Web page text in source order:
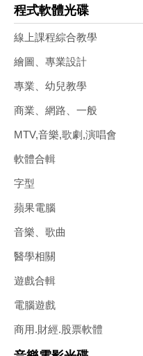
程式軟體光碟
線上課程綜合教學
繪圖、專業設計
專業、幼兒教學
商業、網路、一般
MTV,音樂,歌劇,演唱會
軟體合輯
字型
蘋果電腦
音樂、歌曲
醫學相關
遊戲合輯
電腦遊戲
商用.財經.股票軟體